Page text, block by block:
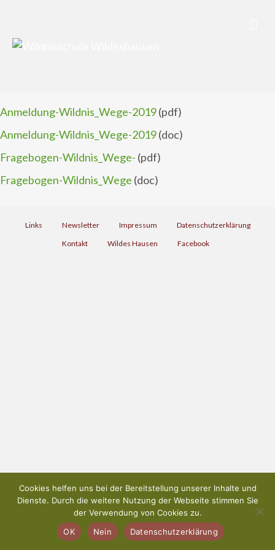
Anmeldung-Wildnis_Wege-2019(pdf)
Anmeldung-Wildnis_Wege-2019(doc)
Fragebogen-Wildnis_Wege- (pdf)
Fragebogen-Wildnis_Wege (doc)
Links Newsletter Impressum
Datenschutzerklärung
Kontakt
Wildes Hausen Facebook
Cookies helfen uns bei der Bereitstellung unserer Inhalte und
Dienste. Durch die weitere Nutzung der Webseite stimmen Sie
der Verwendung von Cookies zu.
OK
Nein Datenschutzerklärung